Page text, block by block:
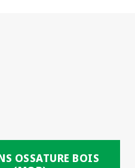
OSSATURE BOIS